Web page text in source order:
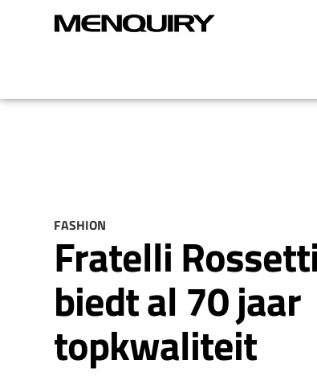
FASHION
Fratelli Rossetti
biedt al 70 jaar
topkwaliteit